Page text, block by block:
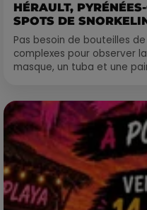
HÉRAULT,
SPOTS DE
Pas besoin de bouteilles
complexes pour observer
masque, un tuba et une